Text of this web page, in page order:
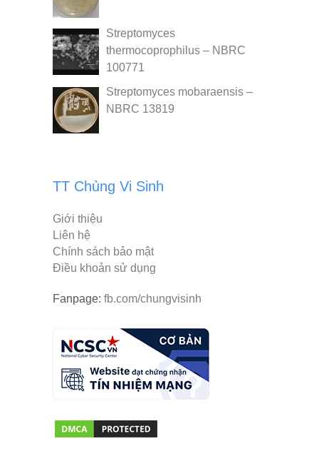
Streptomyces
thermocoprophilus – NBRC
100771
Streptomyces mobaraensis –
NBRC 13819
TT Chủng Vi Sinh
Giới thiệu
Liên hệ
Chính sách bảo mật
Điều khoản sử dụng
Fanpage: fb.com/chungvisinh